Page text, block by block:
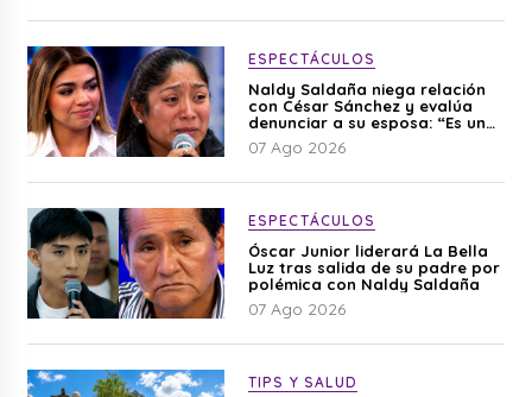
ESPECTÁCULOS
Naldy Saldaña niega relación
con César Sánchez y evalúa
denunciar a su esposa: “Es una
difamación”
07 Ago 2026
ESPECTÁCULOS
Óscar Junior liderará La Bella
Luz tras salida de su padre por
polémica con Naldy Saldaña
07 Ago 2026
TIPS Y SALUD